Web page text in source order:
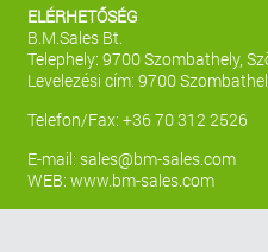
ELÉRHETŐSÉG
B.M.Sales Bt.
Telephely: 9700 Szombathely,
Levelezési cím: 9700
Telefon/Fax: +36 70 312 2526
E-mail: sales@bm-sales.com
WEB: www.bm-sales.com